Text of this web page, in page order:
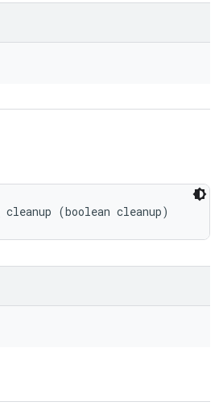
cleanup (boolean cleanup)